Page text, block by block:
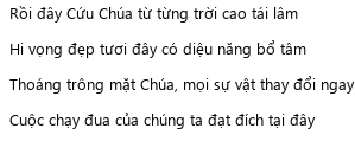
Rồi đây Cứu Chúa từ từng trời cao tái lâm
Hi vọng đẹp tươi đây có diệu năng bổ tâm
Thoáng trông mặt Chúa, mọi sự vật thay đổi ngay
Cuộc chạy đua của chúng ta đạt đích tại đây